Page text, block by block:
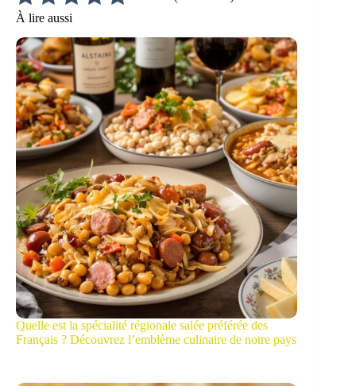
À lire aussi
Quelle est la spécialité régionale salée préférée des
Français ? Découvrez l’emblème culinaire de notre pays